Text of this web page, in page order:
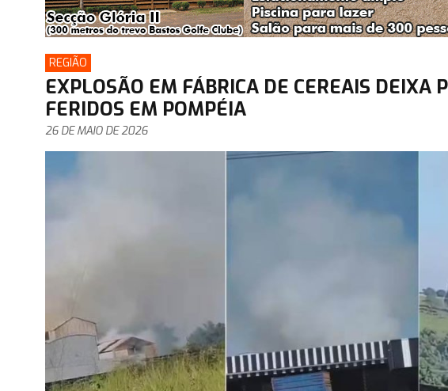
REGIÃO
EXPLOSÃO EM FÁBRICA DE CEREAIS DEIXA
FERIDOS EM POMPÉIA
26 DE MAIO DE 2026